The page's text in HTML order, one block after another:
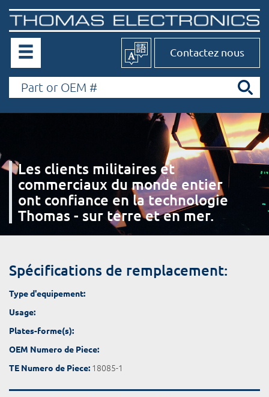
Contactez nous
Les clients militaires et
commerciaux du monde entier
ont confiance en la technologie
Thomas - sur terre et en mer.
Spécifications de remplacement:
Type d'equipement:
Usage:
Plates-forme(s):
OEM Numero de Piece:
TE Numero de Piece: 18085-1